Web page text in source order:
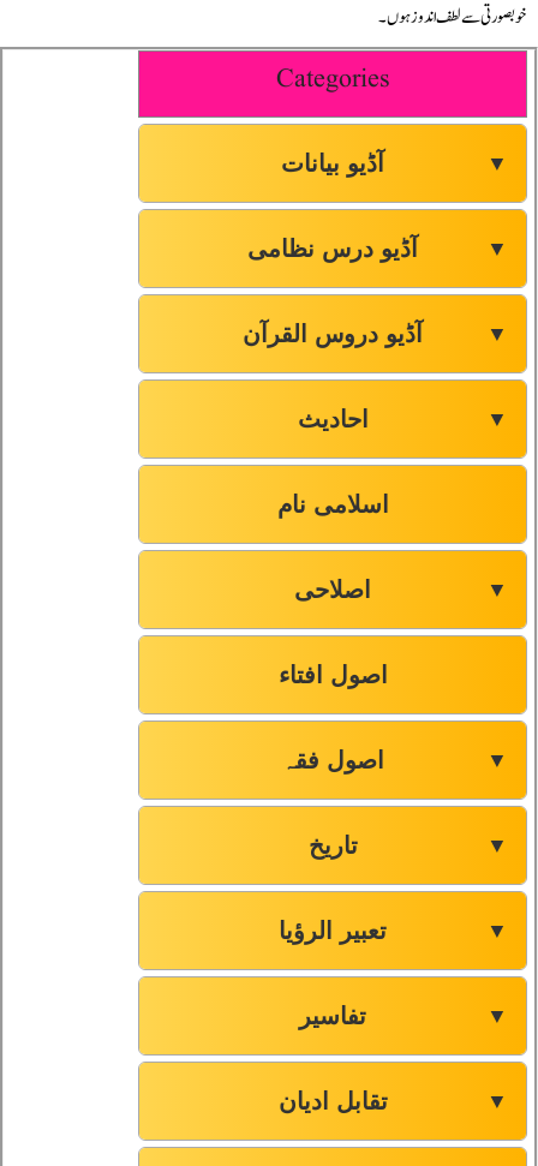
خوبصورتی سے لطف اندوز ہوں۔
Categories
آڈیو بیانات ▼
آڈیو درس نظامی ▼
آڈیو دروس القرآن ▼
احادیث ▼
اسلامی نام
اصلاحی ▼
اصول افتاء
اصول فقہ ▼
تاریخ ▼
تعبیر الرؤیا ▼
تفاسیر ▼
تقابل ادیان ▼